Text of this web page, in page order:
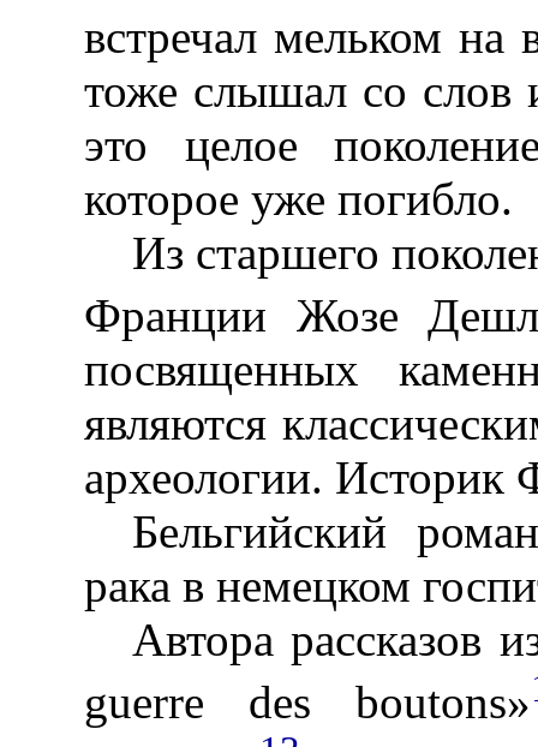
встречал мельком на
тоже слышал со слов
это целое
которое уже погибло.
Из старшего
Франции Жозе
посвященных
являются
археологии. Историк
Бельгийский
рака в немецком
Автора рассказов
guerre des boutons»